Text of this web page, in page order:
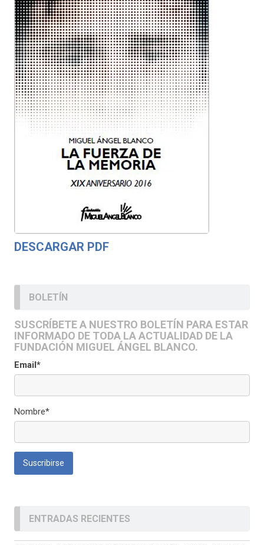
DESCARGAR PDF
BOLETÍN
SUSCRÍBETE A NUESTRO BOLETÍN PARA ESTAR
INFORMADO DE TODA LA ACTUALIDAD DE LA
FUNDACIÓN MIGUEL ÁNGEL BLANCO.
Email*
Nombre*
ENTRADAS RECIENTES